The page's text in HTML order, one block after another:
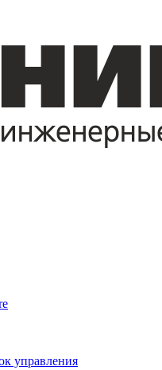
управления